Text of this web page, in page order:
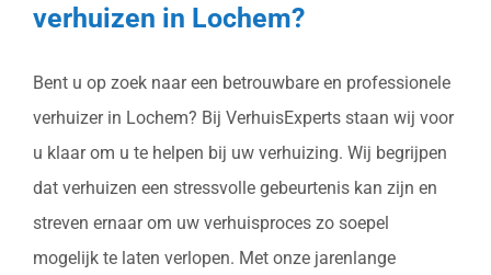
verhuizen in Lochem?
Bent u op zoek naar een betrouwbare en professionele
verhuizer in Lochem? Bij VerhuisExperts staan wij voor
u klaar om u te helpen bij uw verhuizing. Wij begrijpen
dat verhuizen een stressvolle gebeurtenis kan zijn en
streven ernaar om uw verhuisproces zo soepel
mogelijk te laten verlopen. Met onze jarenlange